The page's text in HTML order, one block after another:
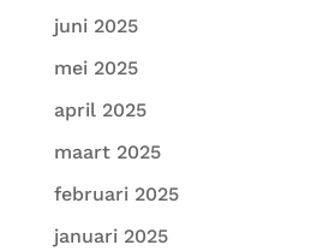
juni 2025
mei 2025
april 2025
maart 2025
februari 2025
januari 2025